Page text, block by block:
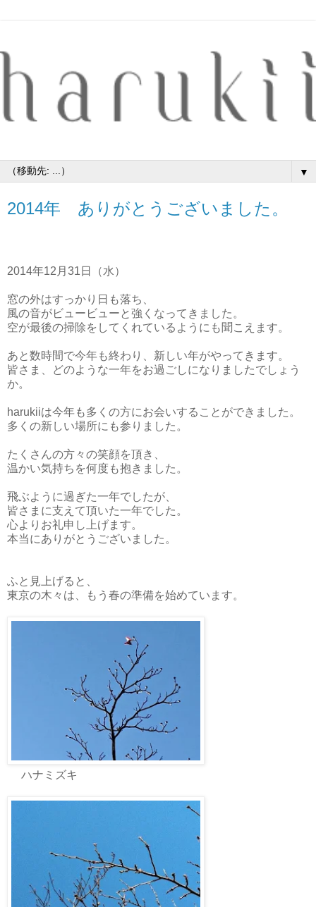
▼
2014年 ありがとうございました。
2014年12月31日（水）
窓の外はすっかり日も落ち、
風の音がビュービューと強くなってきました。
空が最後の掃除をしてくれているようにも聞こえます。
あと数時間で今年も終わり、新しい年がやってきます。
皆さま、どのような一年をお過ごしになりましたでしょう
か。
harukiiは今年も多くの方にお会いすることができました。
多くの新しい場所にも参りました。
たくさんの方々の笑顔を頂き、
温かい気持ちを何度も抱きました。
飛ぶように過ぎた一年でしたが、
皆さまに支えて頂いた一年でした。
心よりお礼申し上げます。
本当にありがとうございました。
ふと見上げると、
東京の木々は、もう春の準備を始めています。
ハナミズキ